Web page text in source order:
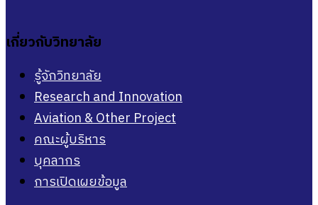
เกี่ยวกับวิทยาลัย
รู้จักวิทยาลัย
Research and Innovation
Aviation & Other Project
คณะผู้บริหาร
บุคลากร
การเปิดเผยข้อมูล